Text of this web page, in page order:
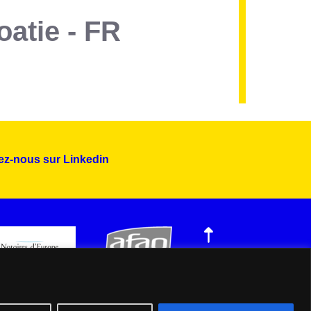
- FR
nous sur Linkedin
et les Notaires